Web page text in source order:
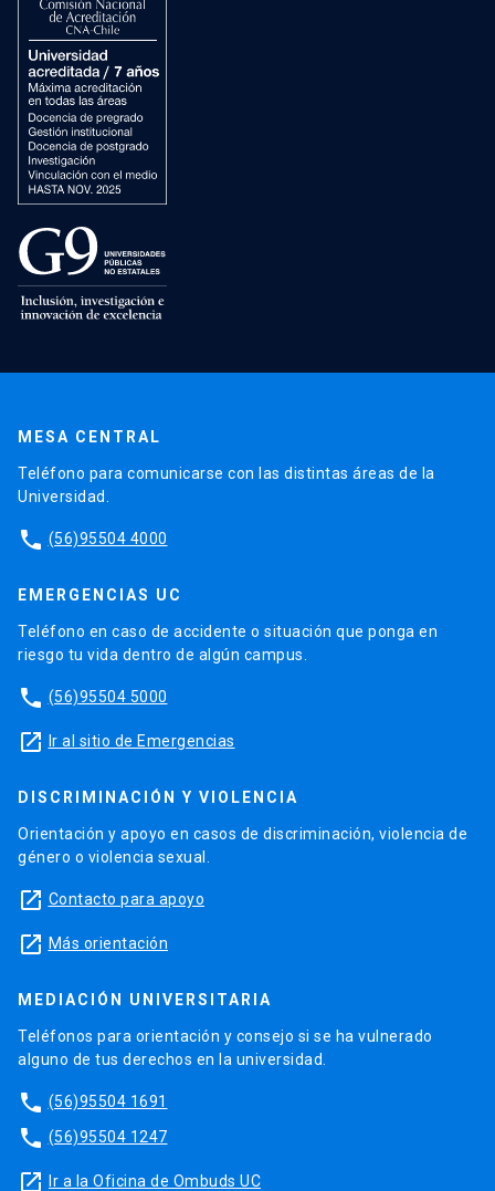
MESA CENTRAL
Teléfono para comunicarse con las distintas áreas de la
Universidad.
phone (56)95504 4000
EMERGENCIAS UC
Teléfono en caso de accidente o situación que ponga en
riesgo tu vida dentro de algún campus.
phone (56)95504 5000
launch Ir al sitio de Emergencias
DISCRIMINACIÓN Y VIOLENCIA
Orientación y apoyo en casos de discriminación, violencia de
género o violencia sexual.
launch Contacto para apoyo
launch Más orientación
MEDIACIÓN UNIVERSITARIA
Teléfonos para orientación y consejo si se ha vulnerado
alguno de tus derechos en la universidad.
phone (56)95504 1691
phone (56)95504 1247
launch Ir a la Oficina de Ombuds UC